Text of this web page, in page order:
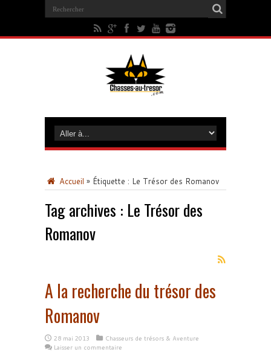
Accueil » Étiquette : Le Trésor des Romanov
Tag archives : Le Trésor des
Romanov
A la recherche du trésor des
Romanov
28 mai 2013
Chasseurs de trésors & Aventure
Laisser un commentaire